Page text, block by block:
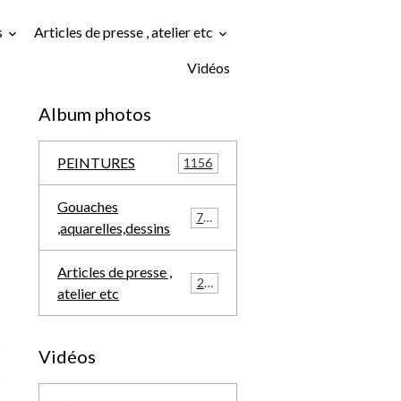
Articles de presse , atelier etc
Vidéos
Album photos
PEINTURES 1156
Gouaches
,aquarelles,dessins
709
Articles de presse ,
atelier etc
291
Vidéos